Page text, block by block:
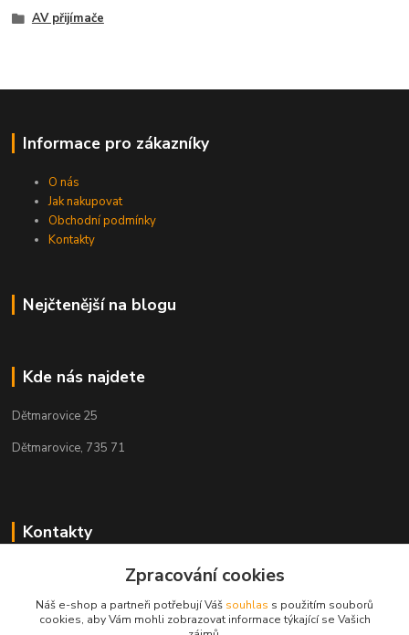
AV přijímače
Informace pro zákazníky
O nás
Jak nakupovat
Obchodní podmínky
Kontakty
Nejčtenější na blogu
Kde nás najdete
Dětmarovice 25
Dětmarovice, 735 71
Kontakty
+420 731 444 327
obchod@volak.net
Zpracování cookies
Náš e-shop a partneři potřebují Váš souhlas s použitím souborů
cookies, aby Vám mohli zobrazovat informace týkající se Vašich